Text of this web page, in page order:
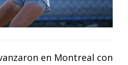
en Montreal con